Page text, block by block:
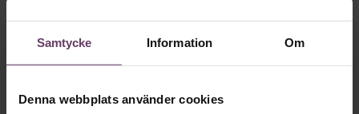
Samtycke Information Om
Denna webbplats använder cookies